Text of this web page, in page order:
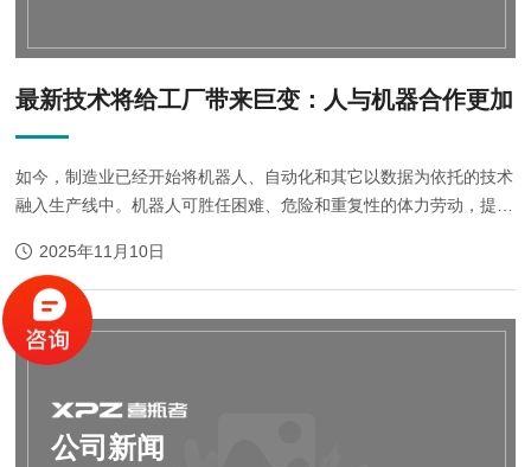
最新技术将给工厂带来巨变：人与机器合作更加
如今，制造业已经开始将机器人、自动化和其它以数据为依托的技术
融入生产线中。机器人可胜任困难、危险和重复性的体力劳动，提高
外媒体报道，第四次工业革命已...
2025年11月10日
公司新闻